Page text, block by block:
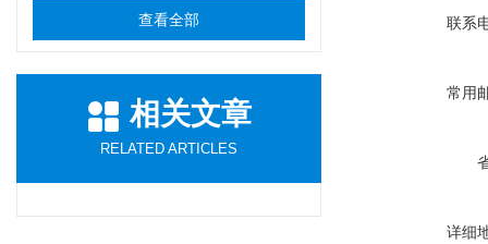
查看全部
相关文章
RELATED ARTICLES
联系
常用
详细